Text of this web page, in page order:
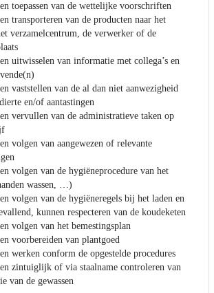
toepassen van de wettelijke voorschriften
transporteren van de producten naar het
verzamelcentrum, de verwerker of de
uitwisselen van informatie met collega’s en
vaststellen van de al dan niet aanwezigheid
en/of aantastingen
vervullen van de administratieve taken op
volgen van aangewezen of relevante
volgen van de hygiëneprocedure van het
wassen, …)
volgen van de hygiëneregels bij het laden en
kunnen respecteren van de koudeketen
volgen van het bemestingsplan
voorbereiden van plantgoed
werken conform de opgestelde procedures
zintuiglijk of via staalname controleren van
van de gewassen